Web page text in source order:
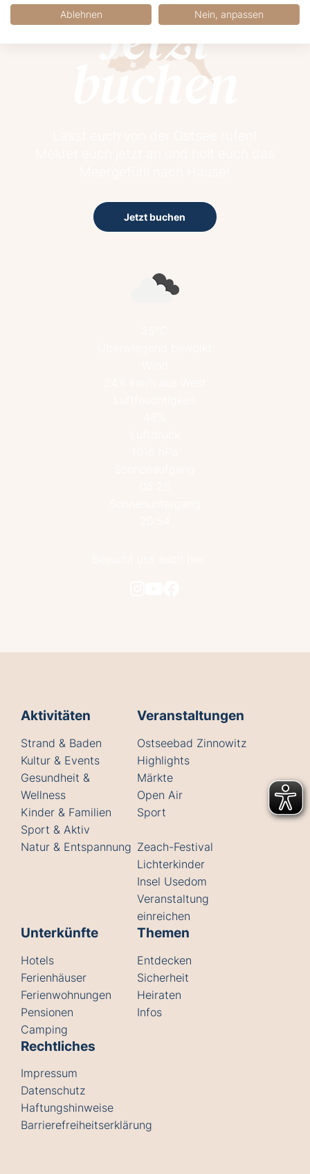
Jetzt
buchen
Jetzt buchen
Aktivitäten
Strand & Baden
Kultur & Events
Gesundheit &
Wellness
Kinder & Familien
Sport & Aktiv
Natur & Entspannung
Veranstaltungen
Ostseebad Zinnowitz
Highlights
Märkte
Open Air
Sport
Zeach-Festival
Lichterkinder
Insel Usedom
Veranstaltung
einreichen
Unterkünfte
Hotels
Ferienhäuser
Ferienwohnungen
Pensionen
Camping
Themen
Entdecken
Sicherheit
Heiraten
Infos
Rechtliches
Impressum
Datenschutz
Haftungshinweise
Barrierefreiheitserklärung
Ablehnen Nein, anpassen